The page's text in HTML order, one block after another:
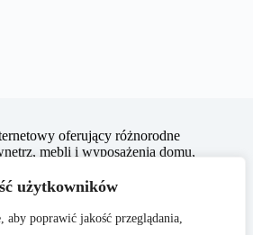
użytkowników
poprawić jakość przeglądania,
oferujący różnorodne
mebli i wyposażenia domu,
informacji, praktycznych
wspierają czytelników w
estetycznych przestrzeni